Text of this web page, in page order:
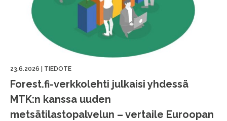
23.6.2026 TIEDOTE
Forest.fi-verkkolehti julkaisi yhdessä
MTK:n kanssa uuden
metsätilastopalvelun – vertaile Euroopan